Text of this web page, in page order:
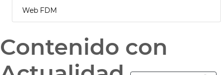
Web FDM
Contenido con